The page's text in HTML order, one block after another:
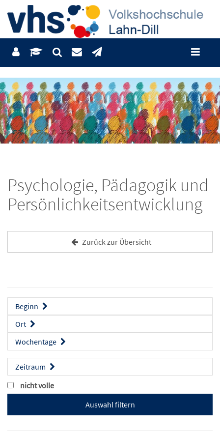
Psychologie, Pädagogik und
Persönlichkeitsentwicklung
Zurück zur Übersicht
Beginn
Ort
Wochentage
Zeitraum
nicht volle